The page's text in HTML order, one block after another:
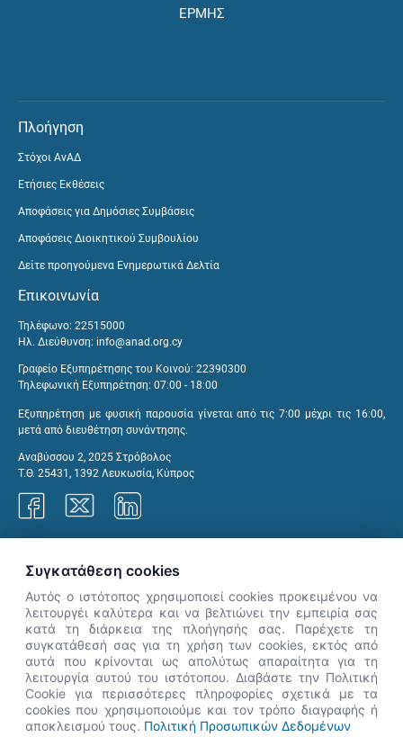
ΕΡΜΗΣ
Πλοήγηση
Στόχοι ΑνΑΔ
Ετήσιες Εκθέσεις
Αποφάσεις για Δημόσιες Συμβάσεις
Αποφάσεις Διοικητικού Συμβουλίου
Δείτε προηγούμενα Ενημερωτικά Δελτία
Επικοινωνία
Τηλέφωνο: 22515000
Ηλ. Διεύθυνση: info@anad.org.cy
Γραφείο Εξυπηρέτησης του Κοινού: 22390300
Τηλεφωνική Εξυπηρέτηση: 07:00 - 18:00
Εξυπηρέτηση με φυσική παρουσία γίνεται από τις 7:00 μέχρι τις 16:00,
μετά από διευθέτηση συνάντησης.
Αναβύσσου 2, 2025 Στρόβολος
Τ.Θ. 25431, 1392 Λευκωσία, Κύπρος
👋 Καλώς ήρθες! Είμαι η Νόησις.
Πες μου πώς μπορώ να σε βοηθήσω
σήμερα.
Συγκατάθεση cookies
Αυτός ο ιστότοπος χρησιμοποιεί cookies προκειμένου να
λειτουργέι καλύτερα και να βελτιώνει την εμπειρία σας
κατά τη διάρκεια της πλοήγησής σας. Παρέχετε τη
συγκατάθεσή σας για τη χρήση των cookies, εκτός από
αυτά που κρίνονται ως απολύτως απαραίτητα για τη
λειτουργία αυτού του ιστότοπου. Διαβάστε την Πολιτική
Cookie για περισσότερες πληροφορίες σχετικά με τα
cookies που χρησιμοποιούμε και τον τρόπο διαγραφής ή
αποκλεισμού τους. Πολιτική Προσωπικών Δεδομένων